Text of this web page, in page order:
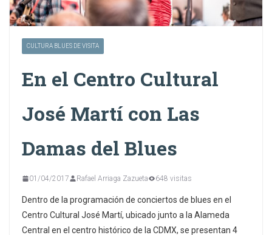
CULTURA BLUES DE VISITA
En el Centro Cultural
José Martí con Las
Damas del Blues
01/04/2017 Rafael Arriaga Zazueta 648 visitas
Dentro de la programación de conciertos de blues en el
Centro Cultural José Martí, ubicado junto a la Alameda
Central en el centro histórico de la CDMX, se presentan 4